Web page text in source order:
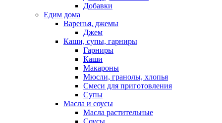
Добавки
Едим дома
Варенья, джемы
Джем
Каши, супы, гарниры
Гарниры
Каши
Макароны
Мюсли, гранолы, хлопья
Смеси для приготовления
Супы
Масла и соусы
Масла растительные
Соусы